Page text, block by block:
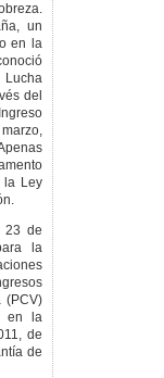
un
en la
del
la Ley
23 de
la
(PCV)
en la
de
de